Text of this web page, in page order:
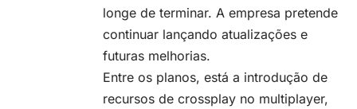
longe de terminar. A empresa pretende
continuar lançando atualizações e
futuras melhorias.
Entre os planos, está a introdução de
recursos de crossplay no multiplayer,